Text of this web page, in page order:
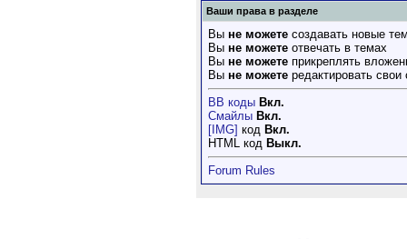
Ваши права в разделе
Вы не можете создавать новые
Вы не можете отвечать в темах
Вы не можете прикреплять
Вы не можете редактировать
BB коды Вкл.
Смайлы Вкл.
[IMG] код Вкл.
HTML код Выкл.
Forum Rules